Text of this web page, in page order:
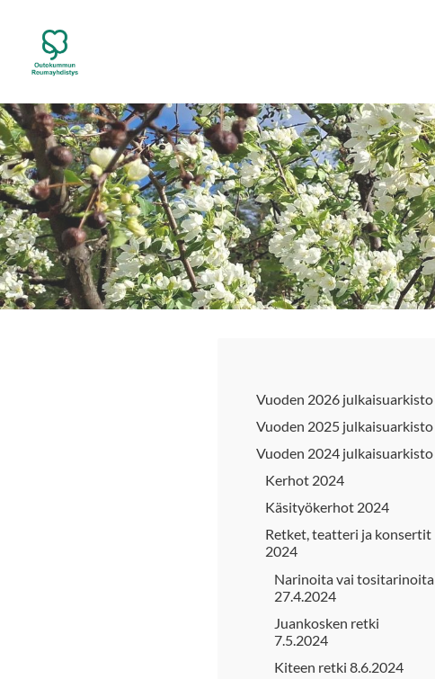
sivun
sisältöön
Outokummun Reumayhdistys ry
Vuoden 2026 julkaisuarkisto
Vuoden 2025 julkaisuarkisto
Vuoden 2024 julkaisuarkisto
Kerhot 2024
Käsityökerhot 2024
Retket, teatteri ja konsertit
2024
Narinoita vai tositarinoita
27.4.2024
Juankosken retki
7.5.2024
Kiteen retki 8.6.2024